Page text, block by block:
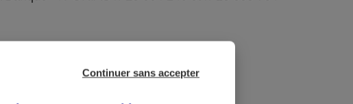
Continuer sans accepter